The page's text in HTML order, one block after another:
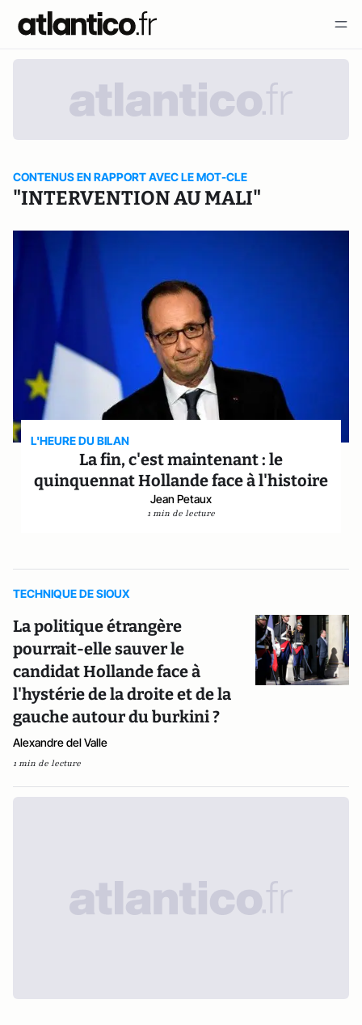
CONTENUS EN RAPPORT AVEC LE MOT-CLE
"INTERVENTION AU MALI"
L'HEURE DU BILAN
La fin, c'est maintenant : le
quinquennat Hollande face à l'histoire
Jean Petaux
1 min de lecture
TECHNIQUE DE SIOUX
La politique étrangère
pourrait-elle sauver le
candidat Hollande face à
l'hystérie de la droite et de la
gauche autour du burkini ?
Alexandre del Valle
1 min de lecture